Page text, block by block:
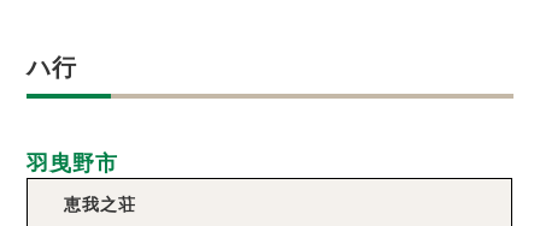
ハ行
羽曳野市
恵我之荘